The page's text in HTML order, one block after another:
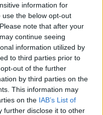
information for
the below opt-out
note that after your
continue seeing
information utilized by
to third parties prior to
out of the further
by third parties on the
This information may
on the IAB’s List of
further disclose it to other
torinese con passaporto
un percorso alpino
Garelli: oggi cura
narrativa. In
sostiene
e conserva un
disegnate a